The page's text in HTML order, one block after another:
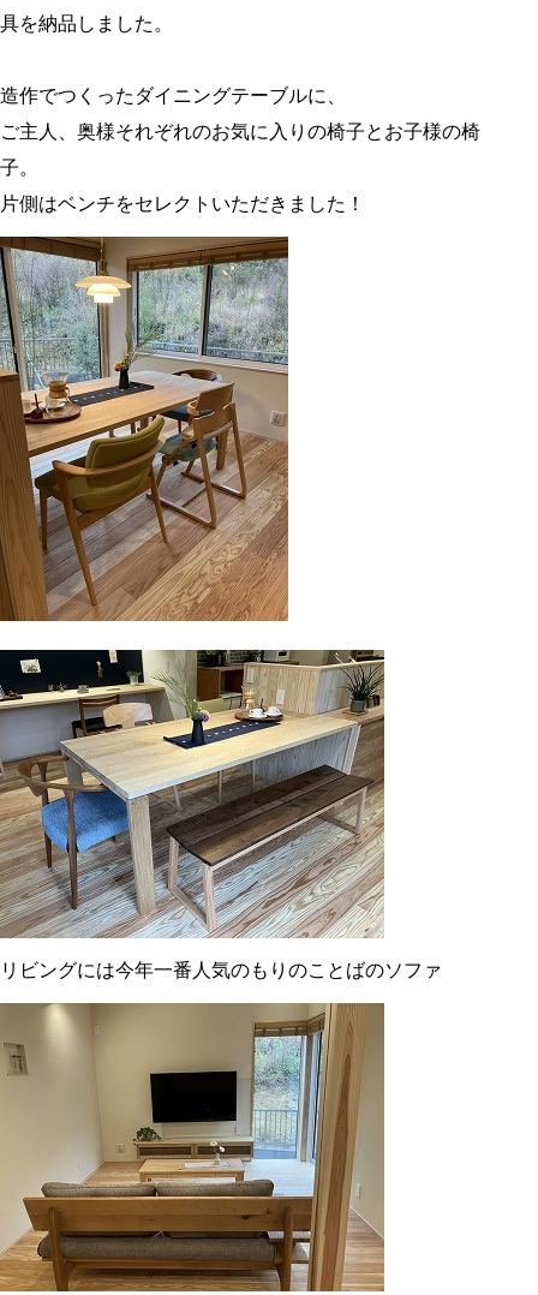
具を納品しました。
造作でつくったダイニングテーブルに、
ご主人、奥様それぞれのお気に入りの椅子とお子様の椅
子。
片側はベンチをセレクトいただきました！
リビングには今年一番人気のもりのことばのソファ